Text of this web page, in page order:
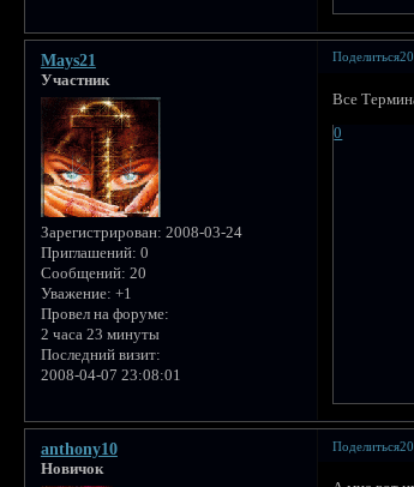
Поделиться
Mays21
Участник
Зарегистрирован: 2008-03-24
Приглашений: 0
Сообщений: 20
Уважение: +1
Провел на форуме:
2 часа 23 минуты
Последний визит:
2008-04-07 23:08:01
Все
0
Поделиться
anthony10
Новичок